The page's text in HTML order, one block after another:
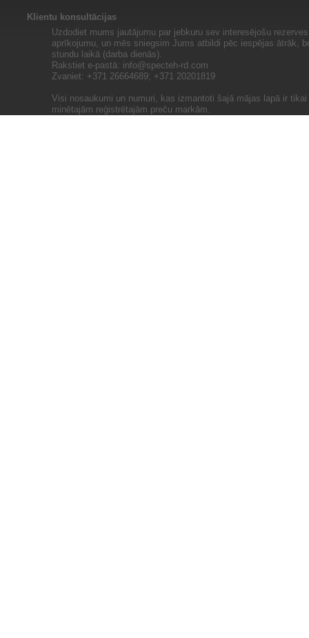
Klientu konsultācijas
Uzdodiet mums jautājumu par jebkuru sev interesējošu
aprīkojumu, un mēs sniegsim Jums atbildi pēc iespējas ātrāk,
stundu laikā (darba dienās).
Rakstiet e-pastā: info@specteh-rd.com
Zvaniet: +371 26664689; +371 20201819
Visi nosaukumi un numuri, kas izmantoti šajā mājas lapā ir
minētajām reģistrētajām preču markām.